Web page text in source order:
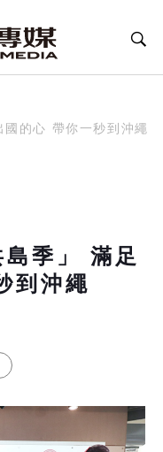
的心 帶你一秒到沖繩
季」 滿足
到沖繩